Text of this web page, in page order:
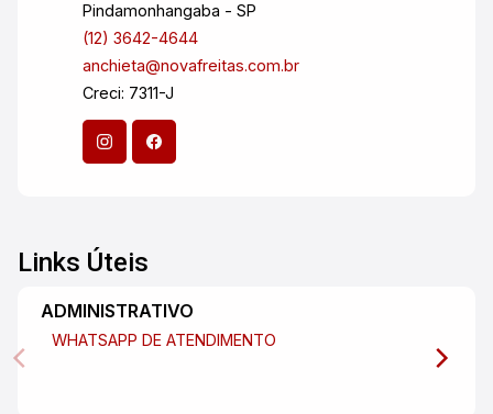
agências, estúdios de beleza ou espaços de
coworking. Agende uma visita e avalie o
potencial deste ponto comercial para o sucesso
do seu negócio!
Pindamonhangaba - SP
(12) 3642-4644
anchieta@novafreitas.com.br
Creci: 7311-J
Links Úteis
ADMINISTRATIVO
WHATSAPP DE ATENDIMENTO